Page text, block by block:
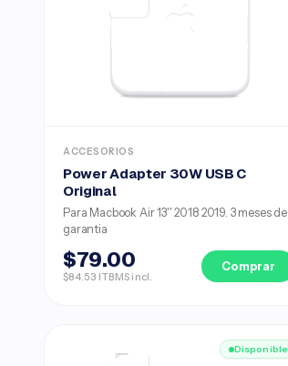
ACCESORIOS
Power Adapter 30W USB C
Original
Para Macbook Air 13'' 2018 2019. 3 meses de
garantia
$79.00
$84.53 ITBMS incl.
Comprar
Disponible